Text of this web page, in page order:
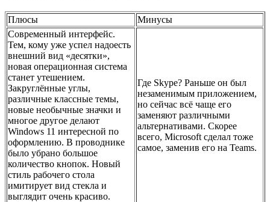
Плюсы
Минусы
Современный интерфейс.
Тем, кому уже успел надоесть
внешний вид «десятки»,
новая операционная система
станет утешением.
Закруглённые углы,
различные классные темы,
новые необычные значки и
многое другое делают
Windows 11 интересной по
оформлению. В проводнике
было убрано большое
количество кнопок. Новый
стиль рабочего стола
имитирует вид стекла и
выглядит очень красиво.
Где Skype? Раньше он был
незаменимым приложением,
но сейчас всё чаще его
заменяют различными
альтернативами. Скорее
всего, Microsoft сделал тоже
самое, заменив его на Teams.